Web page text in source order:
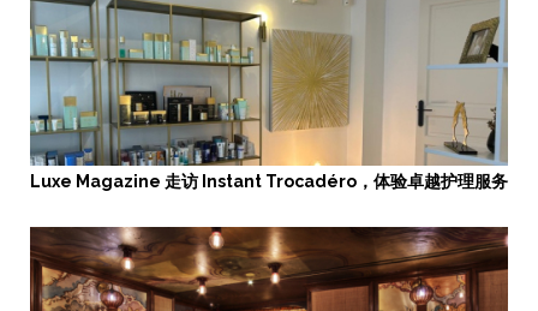
Luxe Magazine 走访 Instant Trocadéro，体验卓越护理服务